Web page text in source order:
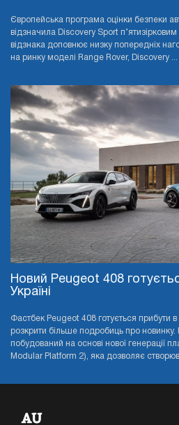
Європейська програма оцінки безпеки
відзначила Discovery Sport
відзнака доповнює низку попередніх
на ринку моделі Range Rover, Discovery ...
Новий Peugeot 408
Україні
Фастбек Peugeot 408 готується прибути
розкрити більше подробиць про
побудований на основі нової генерації
Modular Platform 2), яка дозволяє